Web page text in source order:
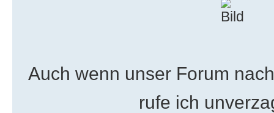
Auch wenn unser Forum
rufe ich